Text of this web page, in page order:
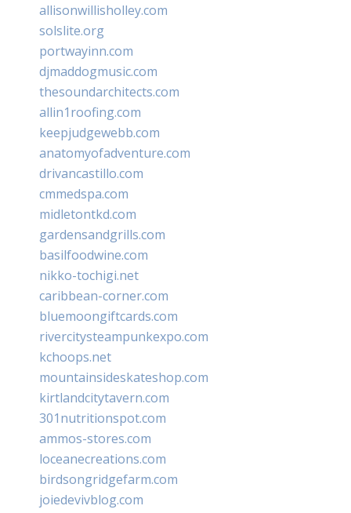
allisonwillisholley.com
solslite.org
portwayinn.com
djmaddogmusic.com
thesoundarchitects.com
allin1roofing.com
keepjudgewebb.com
anatomyofadventure.com
drivancastillo.com
cmmedspa.com
midletontkd.com
gardensandgrills.com
basilfoodwine.com
nikko-tochigi.net
caribbean-corner.com
bluemoongiftcards.com
rivercitysteampunkexpo.com
kchoops.net
mountainsideskateshop.com
kirtlandcitytavern.com
301nutritionspot.com
ammos-stores.com
loceanecreations.com
birdsongridgefarm.com
joiedevivblog.com